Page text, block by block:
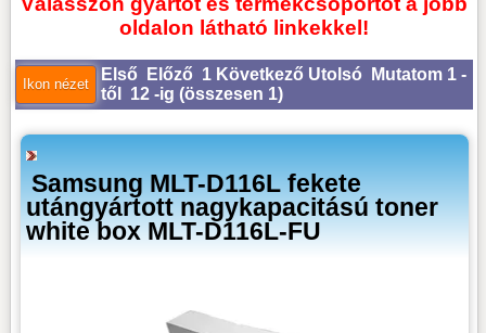
oldalon látható linkekkel!
Első Előző 1 Következő Utolsó Mutatom 1 -
től 12 -ig (összesen 1)
Samsung MLT-D116L fekete
utángyártott nagykapacitású toner
white box MLT-D116L-FU